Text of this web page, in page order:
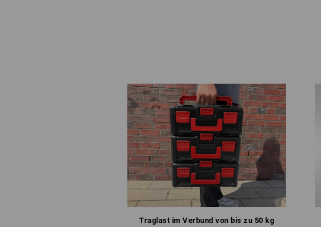
Traglast im Verbund von bis zu 50 kg